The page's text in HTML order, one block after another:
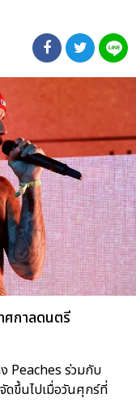
ศกาลดนตรี
Peaches ร่วมกับ
ดขึ้นไปเมื่อวันศุกร์ที่